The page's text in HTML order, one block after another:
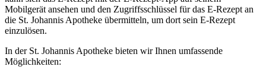
Mobilgerät ansehen und den Zugriffsschlüssel für das E-Rezept an
die St. Johannis Apotheke übermitteln, um dort sein E-Rezept
einzulösen.
In der St. Johannis Apotheke bieten wir Ihnen umfassende
Möglichkeiten: